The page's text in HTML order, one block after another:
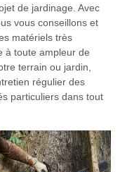
de jardinage. Avec
vous conseillons et
matériels très
à toute ampleur de
terrain ou jardin,
régulier des
particuliers dans tout